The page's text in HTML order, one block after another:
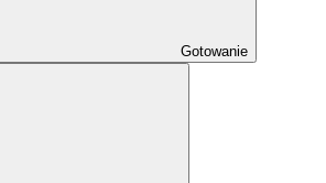
Gotowanie